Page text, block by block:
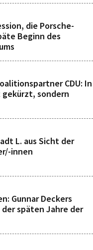
die Porsche-
Beginn des
CDU: In
sondern
L. aus Sicht der
innen
Gunnar Deckers
späten Jahre der